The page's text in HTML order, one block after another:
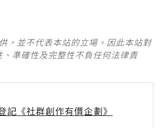
，並不代表本站的立場。因此本站對
準確性及完整性不負任何法律責
記《社群創作有價企劃》